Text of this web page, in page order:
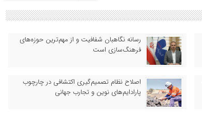
رسانه نگاهبان شفافیت و از مهم‌ترین حوزه‌های
فرهنگ‌سازی است
اصلاح نظام تصمیم‌گیری اکتشافی در چارچوب
پارادایم‌های نوین و تجارب جهانی